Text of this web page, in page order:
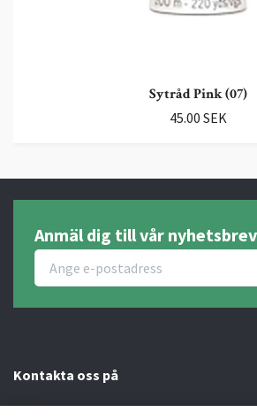
Sytråd Pink (07)
45.00 SEK
Anmäl dig till vår nyhetsbrev
Kontakta oss på